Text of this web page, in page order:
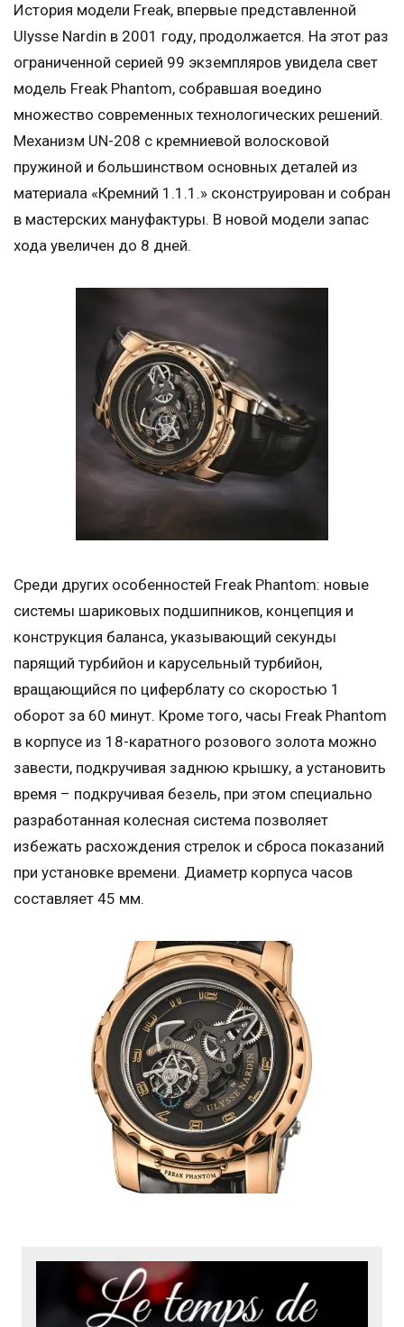
История модели Freak, впервые представленной
Ulysse Nardin в 2001 году, продолжается. На этот раз
ограниченной серией 99 экземпляров увидела свет
модель Freak Phantom, собравшая воедино
множество современных технологических решений.
Механизм UN-208 с кремниевой волосковой
пружиной и большинством основных деталей из
материала «Кремний 1.1.1.» сконструирован и собран
в мастерских мануфактуры. В новой модели запас
хода увеличен до 8 дней.
Среди других особенностей Freak Phantom: новые
системы шариковых подшипников, концепция и
конструкция баланса, указывающий секунды
парящий турбийон и карусельный турбийон,
вращающийся по циферблату со скоростью 1
оборот за 60 минут. Кроме того, часы Freak Phantom
в корпусе из 18-каратного розового золота можно
завести, подкручивая заднюю крышку, а установить
время – подкручивая безель, при этом специально
разработанная колесная система позволяет
избежать расхождения стрелок и сброса показаний
при установке времени. Диаметр корпуса часов
составляет 45 мм.